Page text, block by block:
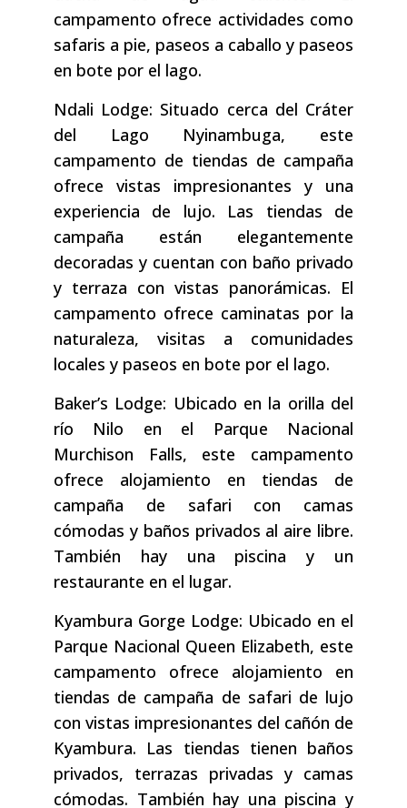
campamento ofrece actividades como
safaris a pie, paseos a caballo y paseos
en bote por el lago.
Ndali Lodge: Situado cerca del Cráter
del Lago Nyinambuga, este
campamento de tiendas de campaña
ofrece vistas impresionantes y una
experiencia de lujo. Las tiendas de
campaña están elegantemente
decoradas y cuentan con baño privado
y terraza con vistas panorámicas. El
campamento ofrece caminatas por la
naturaleza, visitas a comunidades
locales y paseos en bote por el lago.
Baker’s Lodge: Ubicado en la orilla del
río Nilo en el Parque Nacional
Murchison Falls, este campamento
ofrece alojamiento en tiendas de
campaña de safari con camas
cómodas y baños privados al aire libre.
También hay una piscina y un
restaurante en el lugar.
Kyambura Gorge Lodge: Ubicado en el
Parque Nacional Queen Elizabeth, este
campamento ofrece alojamiento en
tiendas de campaña de safari de lujo
con vistas impresionantes del cañón de
Kyambura. Las tiendas tienen baños
privados, terrazas privadas y camas
cómodas. También hay una piscina y